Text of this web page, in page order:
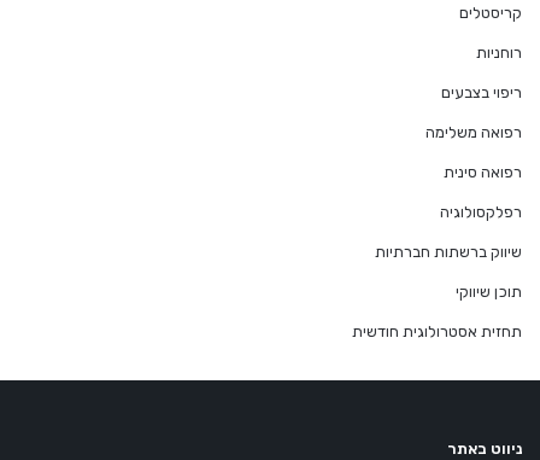
קריסטלים
רוחניות
ריפוי בצבעים
רפואה משלימה
רפואה סינית
רפלקסולוגיה
שיווק ברשתות חברתיות
תוכן שיווקי
תחזית אסטרולוגית חודשית
ניווט באתר